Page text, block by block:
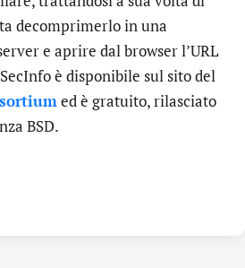
decomprimerlo in una
e aprire dal browser l’URL
è disponibile sul sito del
ed è gratuito, rilasciato
BSD.